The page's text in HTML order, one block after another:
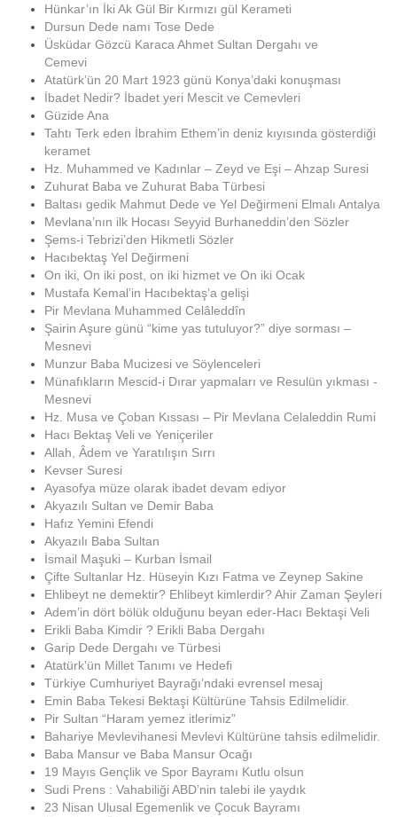
Hünkar’ın İki Ak Gül Bir Kırmızı gül Kerameti
Dursun Dede namı Tose Dede
Üsküdar Gözcü Karaca Ahmet Sultan Dergahı ve
Cemevi
Atatürk’ün 20 Mart 1923 günü Konya’daki konuşması
İbadet Nedir? İbadet yeri Mescit ve Cemevleri
Güzide Ana
Tahtı Terk eden İbrahim Ethem’in deniz kıyısında gösterdiği
keramet
Hz. Muhammed ve Kadınlar – Zeyd ve Eşi – Ahzap Suresi
Zuhurat Baba ve Zuhurat Baba Türbesi
Baltası gedik Mahmut Dede ve Yel Değirmeni Elmalı Antalya
Mevlana’nın ilk Hocası Seyyid Burhaneddin’den Sözler
Şems-i Tebrizi’den Hikmetli Sözler
Hacıbektaş Yel Değirmeni
On iki, On iki post, on iki hizmet ve On iki Ocak
Mustafa Kemal’in Hacıbektaş’a gelişi
Pir Mevlana Muhammed Celâleddîn
Şairin Aşure günü “kime yas tutuluyor?” diye sorması –
Mesnevi
Munzur Baba Mucizesi ve Söylenceleri
Münafıkların Mescid-i Dırar yapmaları ve Resulün yıkması -
Mesnevi
Hz. Musa ve Çoban Kıssası – Pir Mevlana Celaleddin Rumi
Hacı Bektaş Veli ve Yeniçeriler
Allah, Âdem ve Yaratılışın Sırrı
Kevser Suresi
Ayasofya müze olarak ibadet devam ediyor
Akyazılı Sultan ve Demir Baba
Hafız Yemini Efendi
Akyazılı Baba Sultan
İsmail Maşuki – Kurban İsmail
Çifte Sultanlar Hz. Hüseyin Kızı Fatma ve Zeynep Sakine
Ehlibeyt ne demektir? Ehlibeyt kimlerdir? Ahir Zaman Şeyleri
Adem’in dört bölük olduğunu beyan eder-Hacı Bektaşi Veli
Erikli Baba Kimdir ? Erikli Baba Dergahı
Garip Dede Dergahı ve Türbesi
Atatürk’ün Millet Tanımı ve Hedefi
Türkiye Cumhuriyet Bayrağı’ndaki evrensel mesaj
Emin Baba Tekesi Bektaşi Kültürüne Tahsis Edilmelidir.
Pir Sultan “Haram yemez itlerimiz”
Bahariye Mevlevihanesi Mevlevi Kültürüne tahsis edilmelidir.
Baba Mansur ve Baba Mansur Ocağı
19 Mayıs Gençlik ve Spor Bayramı Kutlu olsun
Sudi Prens : Vahabiliği ABD’nin talebi ile yaydık
23 Nisan Ulusal Egemenlik ve Çocuk Bayramı